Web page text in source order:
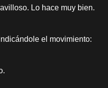
Lo hace muy bien.
el movimiento: